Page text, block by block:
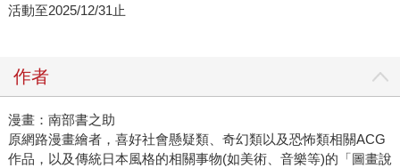
活動至2025/12/31止
作者
漫畫：南部書之助
原網路漫畫繪者，喜好社會懸疑類、奇幻類以及恐怖類相關ACG
作品，以及傳統日本風格的相關事物(如美術、音樂等)的「圖畫說